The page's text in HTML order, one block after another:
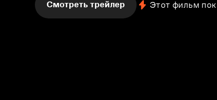
Смотреть трейлер Этот фильм